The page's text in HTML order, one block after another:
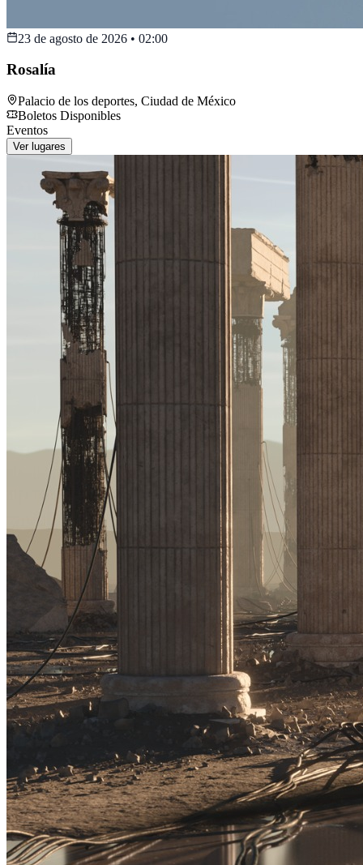
23 de agosto de 2026 • 02:00
Rosalía
Palacio de los deportes, Ciudad de México
Boletos Disponibles
Eventos
Ver lugares